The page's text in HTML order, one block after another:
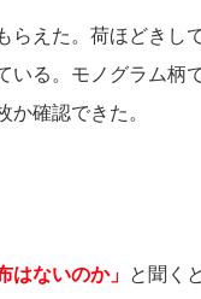
らえた。荷ほどきし
いる。モノグラム柄
確認できた。
はないのか」 と聞く